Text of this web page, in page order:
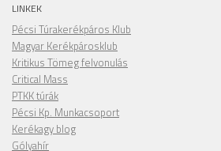
LINKEK
Pécsi Túrakerékpáros Klub
Magyar Kerékpárosklub
Kritikus Tömeg felvonulás
Critical Mass
PTKK túrák
Pécsi Kp. Munkacsoport
Kerékagy blog
Gólyahír